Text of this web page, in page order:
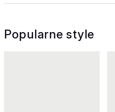
Popularne style